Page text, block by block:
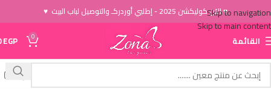
Skip to navigation
Skip to main content
♥ الاَن كوليكشن 2025 - إطلبي أوردركـ والتوصيل لباب البيت ♥
القائمة 0
EGP